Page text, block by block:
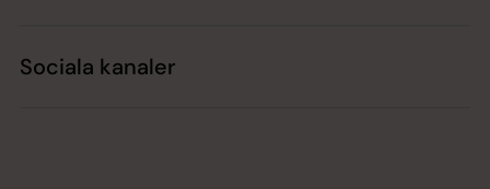
Sociala kanaler